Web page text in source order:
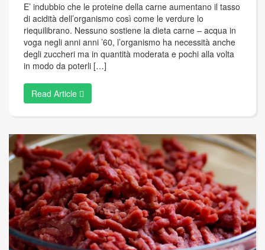
E’ indubbio che le proteine della carne aumentano il tasso
di acidità dell’organismo così come le verdure lo
riequilibrano. Nessuno sostiene la dieta carne – acqua in
voga negli anni anni ’60, l’organismo ha necessità anche
degli zuccheri ma in quantità moderata e pochi alla volta
in modo da poterli […]
Read Article